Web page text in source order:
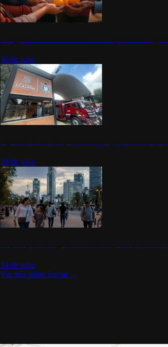
30 de julio
28 de julio
24 de julio
Ver más sobre Social →